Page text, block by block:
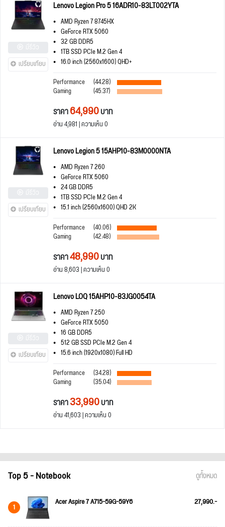
เปรียบเทียบ
Lenovo Legion Pro 5 16ADR10-83LT002YTA
AMD Ryzen 7 8745HX
GeForce RTX 5060
32 GB DDR5
1TB SSD PCIe M.2 Gen 4
16.0 inch (2560x1600) QHD+
Performance
(44.28)
Gaming (45.37)
ราคา64,990บาท
อ่าน 4,981 | ความเห็น 0
เปรียบเทียบ
Lenovo Legion 5 15AHP10-83M0000NTA
AMD Ryzen 7 260
GeForce RTX 5060
24 GB DDR5
1TB SSD PCIe M.2 Gen 4
15.1 inch (2560x1600) QHD 2K
Performance
(40.06)
Gaming (42.48)
ราคา48,990บาท
อ่าน 8,603 | ความเห็น 0
เปรียบเทียบ
Lenovo LOQ 15AHP10-83JG0054TA
AMD Ryzen 7 250
GeForce RTX 5050
16 GB DDR5
512 GB SSD PCIe M.2 Gen 4
15.6 inch (1920x1080) Full HD
Performance
(34.28)
Gaming (35.04)
ราคา33,990บาท
อ่าน 41,603 | ความเห็น 0
Top 5 - Notebook ดูทั้งหมด
1 Acer Aspire 7 A715-59G-59Y6 27,990.-